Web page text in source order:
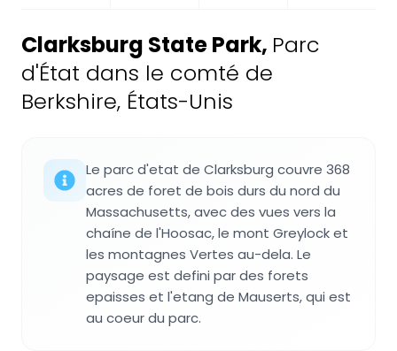
Clarksburg State Park, Parc
d'État dans le comté de
Berkshire, États-Unis
Le parc d'etat de Clarksburg couvre 368
acres de foret de bois durs du nord du
Massachusetts, avec des vues vers la
chaíne de l'Hoosac, le mont Greylock et
les montagnes Vertes au-dela. Le
paysage est defini par des forets
epaisses et l'etang de Mauserts, qui est
au coeur du parc.